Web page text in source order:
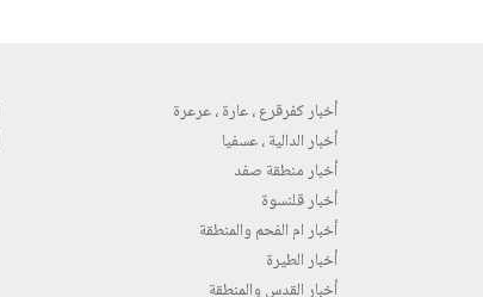
أخبار كفرقرع ، عارة ، عرعرة
أخبار الدالية ، عسفيا
أخبار منطقة صفد
أخبار قلنسوة
أخبار ام الفحم والمنطقة
أخبار الطيرة
أخبار القدس والمنطقة